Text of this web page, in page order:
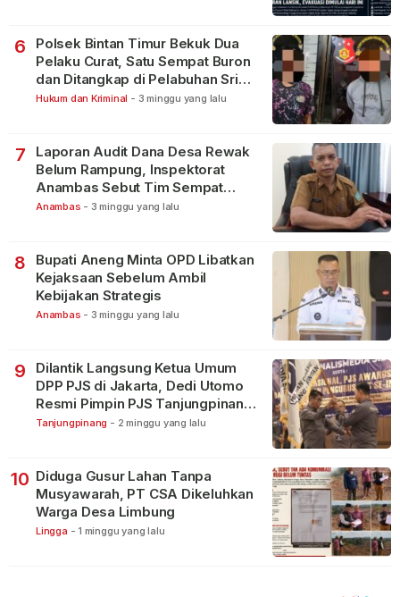
6
Polsek Bintan Timur Bekuk Dua
Pelaku Curat, Satu Sempat Buron
dan Ditangkap di Pelabuhan Sri
Bintan Pura
Hukum dan Kriminal - 3 minggu yang lalu
7
Laporan Audit Dana Desa Rewak
Belum Rampung, Inspektorat
Anambas Sebut Tim Sempat
Terbagi Tangani Kasus Lain
Anambas - 3 minggu yang lalu
8
Bupati Aneng Minta OPD Libatkan
Kejaksaan Sebelum Ambil
Kebijakan Strategis
Anambas - 3 minggu yang lalu
9
Dilantik Langsung Ketua Umum
DPP PJS di Jakarta, Dedi Utomo
Resmi Pimpin PJS Tanjungpinang-
Bintan
Tanjungpinang - 2 minggu yang lalu
10 Diduga Gusur Lahan Tanpa
Musyawarah, PT CSA Dikeluhkan
Warga Desa Limbung
Lingga - 1 minggu yang lalu